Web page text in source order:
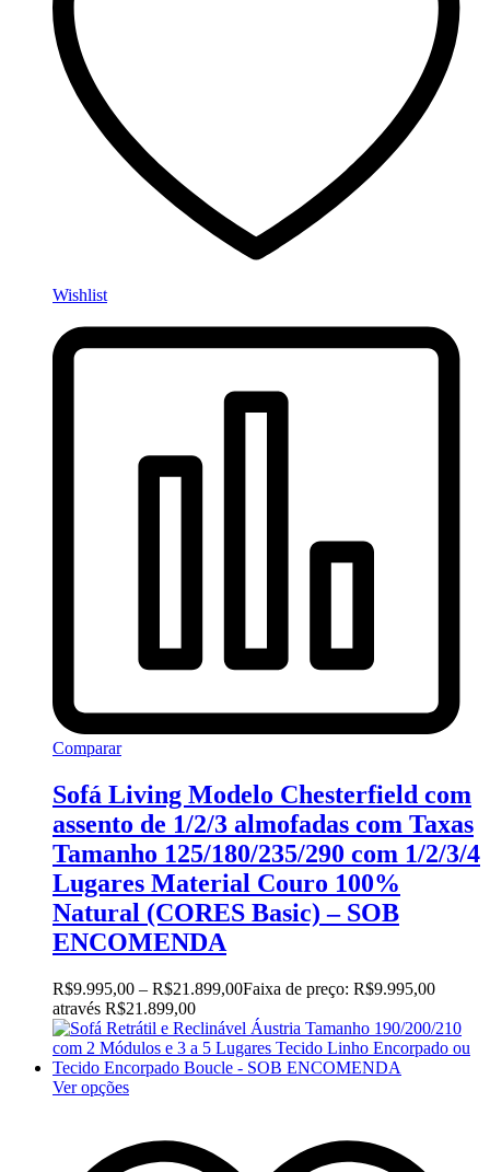
Wishlist
Comparar
Sofá Living Modelo Chesterfield com
assento de 1/2/3 almofadas com Taxas
Tamanho 125/180/235/290 com 1/2/3/4
Lugares Material Couro 100%
Natural (CORES Basic) – SOB
ENCOMENDA
R$9.995,00 – R$21.899,00Faixa de preço: R$9.995,00
através R$21.899,00
Ver opções